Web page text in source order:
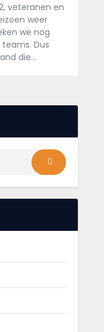
veteranen en
weer
we nog
Dus
die…